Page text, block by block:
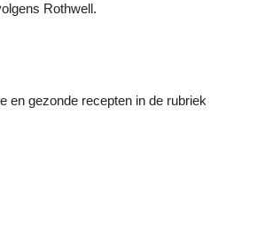
Rothwell.
en gezonde recepten in de rubriek